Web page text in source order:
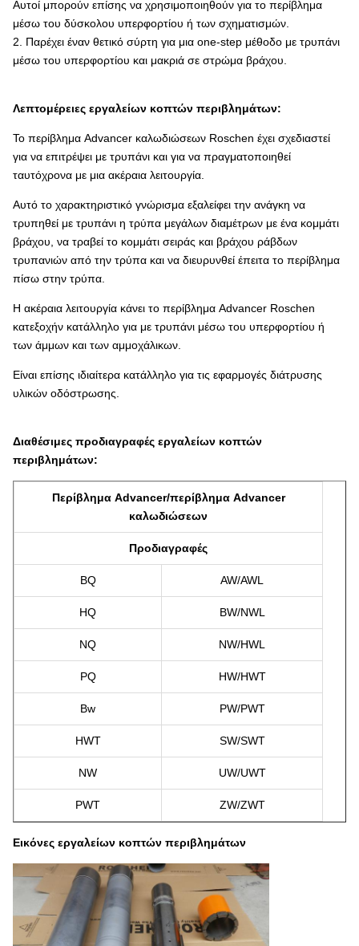
Αυτοί μπορούν επίσης να χρησιμοποιηθούν για το περίβλημα
μέσω του δύσκολου υπερφορτίου ή των σχηματισμών.
2. Παρέχει έναν θετικό σύρτη για μια one-step μέθοδο με τρυπάνι
μέσω του υπερφορτίου και μακριά σε στρώμα βράχου.
Λεπτομέρειες εργαλείων κοπτών περιβλημάτων:
Το περίβλημα Advancer καλωδιώσεων Roschen έχει σχεδιαστεί
για να επιτρέψει με τρυπάνι και για να πραγματοποιηθεί
ταυτόχρονα με μια ακέραια λειτουργία.
Αυτό το χαρακτηριστικό γνώρισμα εξαλείφει την ανάγκη να
τρυπηθεί με τρυπάνι η τρύπα μεγάλων διαμέτρων με ένα κομμάτι
βράχου, να τραβεί το κομμάτι σειράς και βράχου ράβδων
τρυπανιών από την τρύπα και να διευρυνθεί έπειτα το περίβλημα
πίσω στην τρύπα.
Η ακέραια λειτουργία κάνει το περίβλημα Advancer Roschen
κατεξοχήν κατάλληλο για με τρυπάνι μέσω του υπερφορτίου ή
των άμμων και των αμμοχάλικων.
Είναι επίσης ιδιαίτερα κατάλληλο για τις εφαρμογές διάτρυσης
υλικών οδόστρωσης.
Διαθέσιμες προδιαγραφές εργαλείων κοπτών
περιβλημάτων:
Περίβλημα Advancer/περίβλημα Advancer
καλωδιώσεων
Προδιαγραφές
BQ AW/AWL
HQ BW/NWL
NQ NW/HWL
PQ HW/HWT
Bw PW/PWT
HWT SW/SWT
NW UW/UWT
PWT ZW/ZWT
Εικόνες εργαλείων κοπτών περιβλημάτων